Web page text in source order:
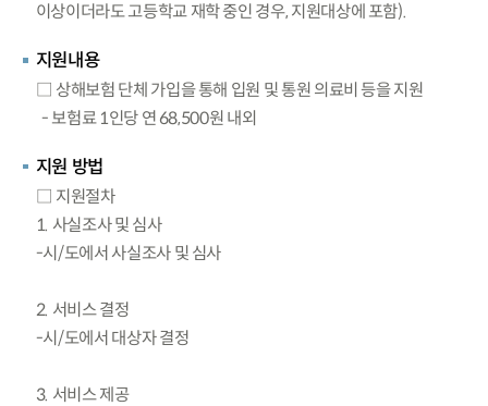
이상이더라도 고등학교 재학 중인 경우, 지원대상에 포함).
지원내용
□ 상해보험 단체 가입을 통해 입원 및 통원 의료비 등을 지원
- 보험료 1인당 연 68,500원 내외
지원 방법
□ 지원절차
1. 사실조사 및 심사
-시/도에서 사실조사 및 심사
2. 서비스 결정
-시/도에서 대상자 결정
3. 서비스 제공